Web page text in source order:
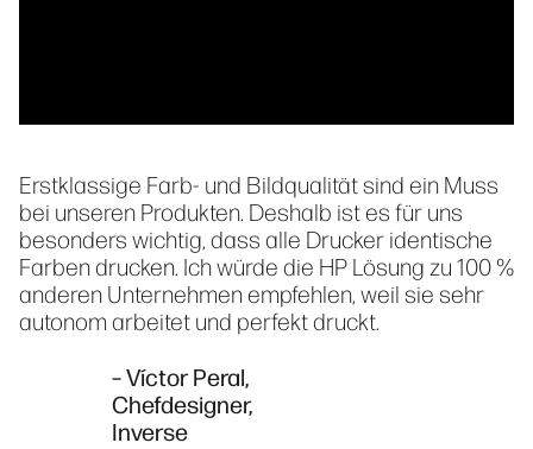
Erstklassige Farb- und Bildqualität sind ein Muss
bei unseren Produkten. Deshalb ist es für uns
besonders wichtig, dass alle Drucker identische
Farben drucken. Ich würde die HP Lösung zu 100 %
anderen Unternehmen empfehlen, weil sie sehr
autonom arbeitet und perfekt druckt.
– Víctor Peral,
Chefdesigner,
Inverse